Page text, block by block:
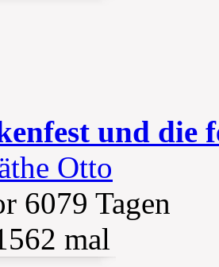
und die
Otto
6079 Tagen
mal